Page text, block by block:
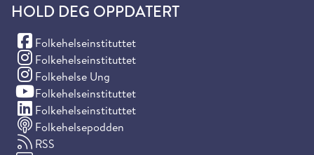
HOLD DEG OPPDATERT
Folkehelseinstituttet
(Facebook)
Folkehelseinstituttet
(Instagram)
Folkehelse Ung
(Instagram)
Folkehelseinstituttet
(YouTube)
Folkehelseinstituttet
(LinkedIn)
Folkehelsepodden
RSS